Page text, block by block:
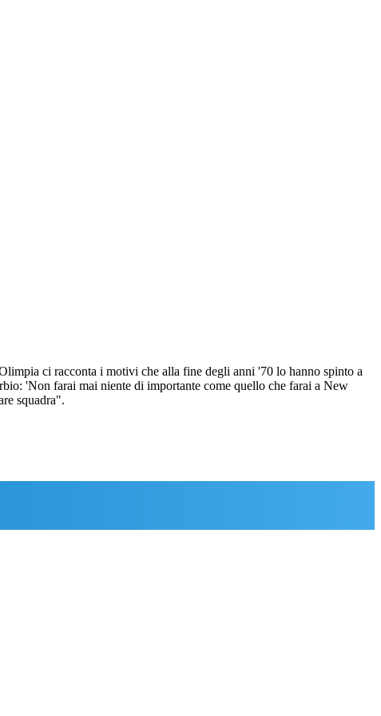
ci racconta i motivi che alla fine degli anni '70 lo hanno spinto a
'Non farai mai niente di importante come quello che farai a New
squadra".